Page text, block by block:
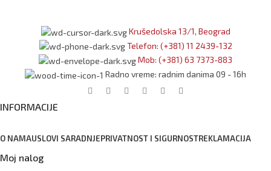
Krušedolska 13/1, Beograd
Telefon: (+381) 11 2439-132
Mob: (+381) 63 7373-883
Radno vreme: radnim danima 09 - 16h
INFORMACIJE
O NAMAUSLOVI SARADNJEPRIVATNOST I SIGURNOSTREKLAMACIJA
Moj nalog